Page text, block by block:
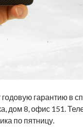
гарантию в
дом 8, офис 151.
по пятницу.